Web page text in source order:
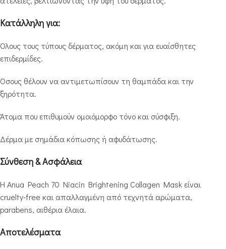
Κατάλληλη για:
Όλους τους τύπους δέρματος, ακόμη και για ευαίσθητες
επιδερμίδες.
Όσους θέλουν να αντιμετωπίσουν τη θαμπάδα και την
ξηρότητα.
Άτομα που επιθυμούν ομοιόμορφο τόνο και σύσφιξη.
Δέρμα με σημάδια κόπωσης ή αφυδάτωσης.
Σύνθεση & Ασφάλεια
Η Anua Peach 70 Niacin Brightening Collagen Mask είναι
cruelty-free και απαλλαγμένη από τεχνητά αρώματα,
parabens, αιθέρια έλαια.
Αποτελέσματα